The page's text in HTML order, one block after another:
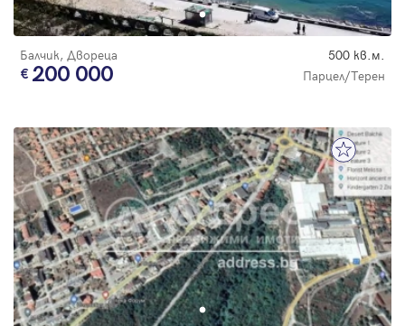
Балчик, Двореца 500 кв.м.
200 000 Парцел/Терен